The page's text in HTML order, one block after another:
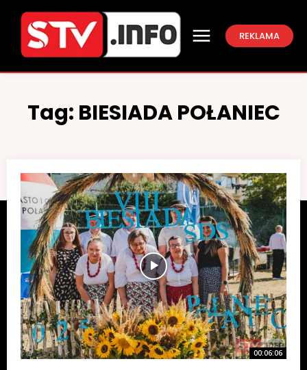
REKLAMA
Tag: BIESIADA POŁANIEC
00:06:06